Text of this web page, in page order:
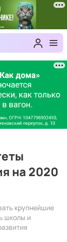
на 2020
крупнейшие
школы и